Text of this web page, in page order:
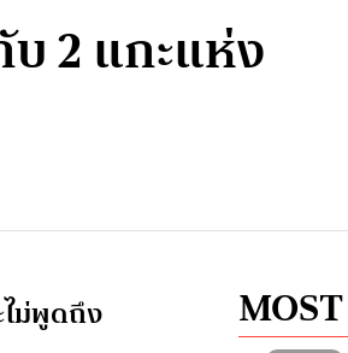
2 แกะแห่ง
ไม่พูดถึง